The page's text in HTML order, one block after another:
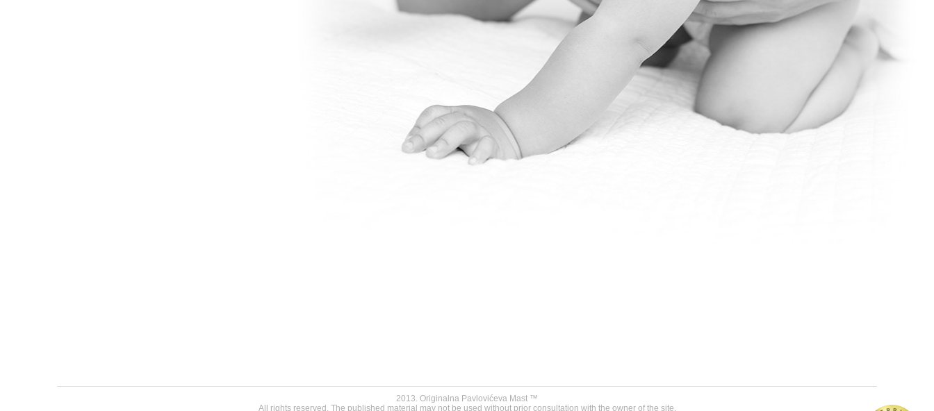
2013. Originalna Pavlovićeva Mast ™
All rights reserved. The published material may not be used without prior consultation with the owner of the site.